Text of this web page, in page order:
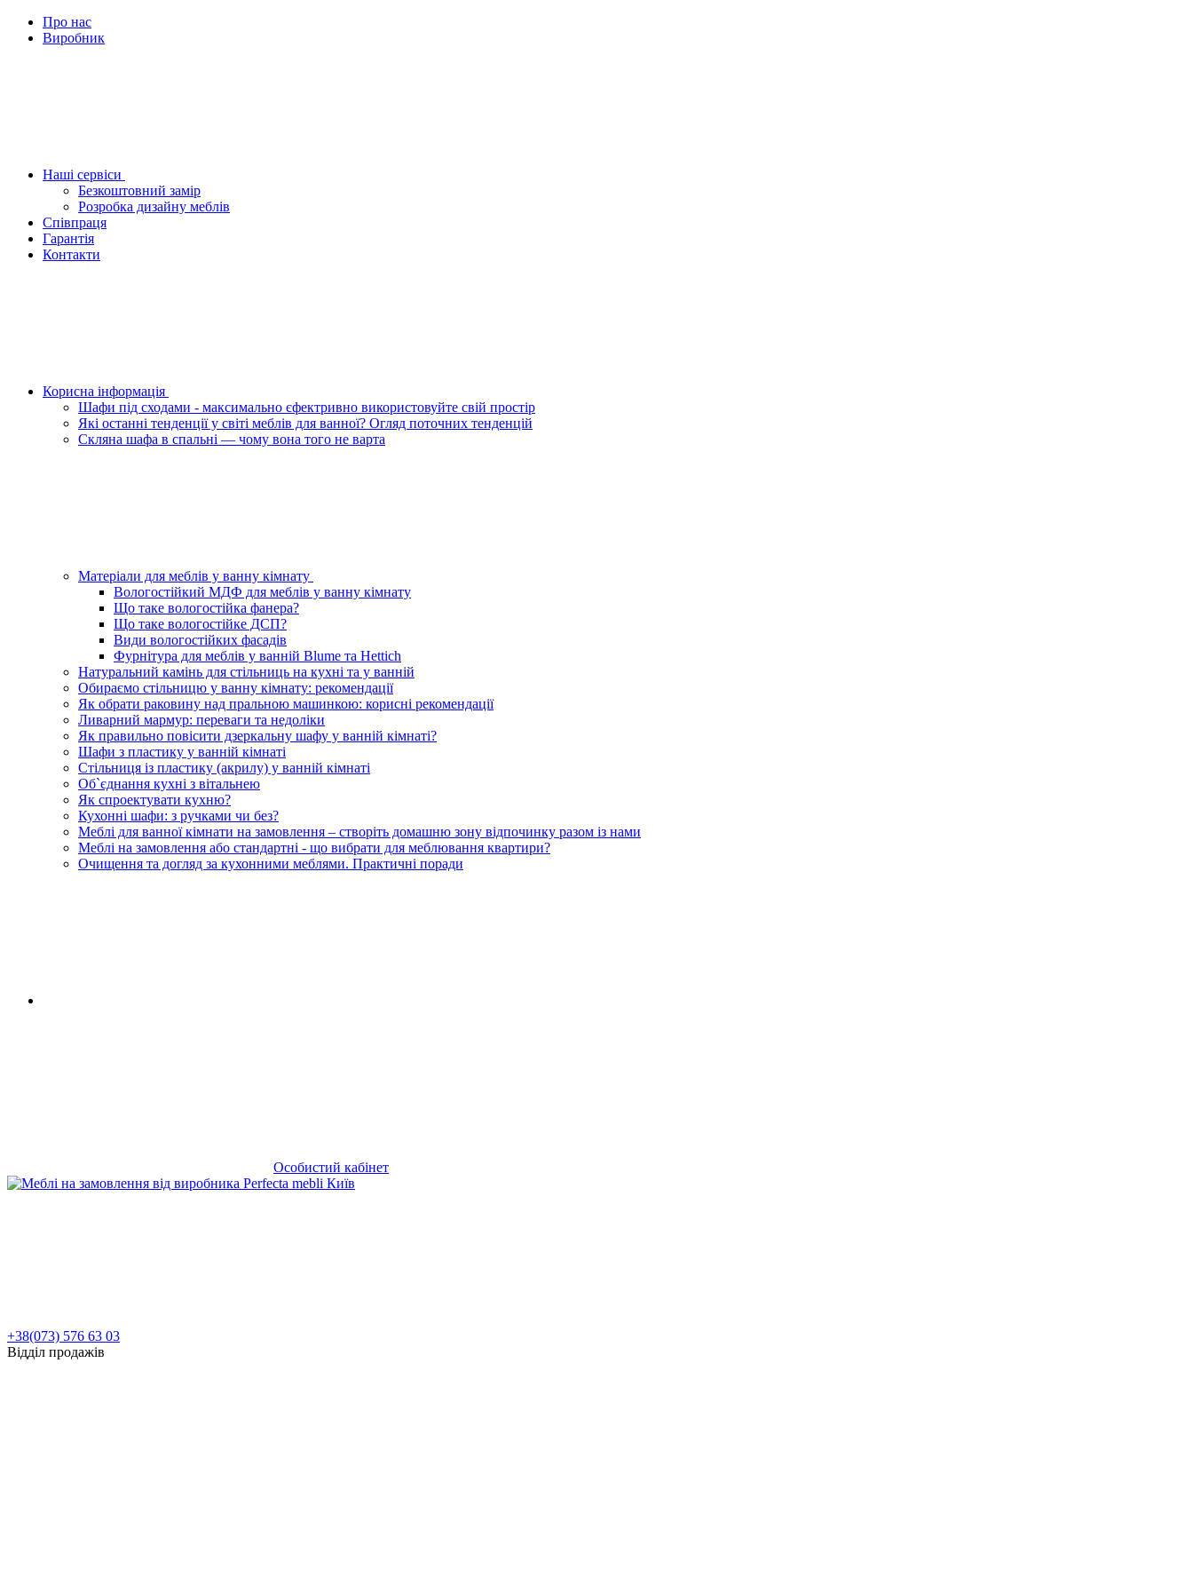
Про нас
Виробник
Наші сервіси
Безкоштовний замір
Розробка дизайну меблів
Співпраця
Гарантія
Контакти
Корисна інформація
Шафи під сходами - максимально єфектривно використовуйте свій простір
Які останні тенденції у світі меблів для ванної? Огляд поточних тенденцій
Скляна шафа в спальні — чому вона того не варта
Матеріали для меблів у ванну кімнату
Вологостійкий МДФ для меблів у ванну кімнату
Що таке вологостійка фанера?
Що таке вологостійке ДСП?
Види вологостійких фасадів
Фурнітура для меблів у ванній Blume та Hettich
Натуральний камінь для стільниць на кухні та у ванній
Обираємо стільницю у ванну кімнату: рекомендації
Як обрати раковину над пральною машинкою: корисні рекомендації
Ливарний мармур: переваги та недоліки
Як правильно повісити дзеркальну шафу у ванній кімнаті?
Шафи з пластику у ванній кімнаті
Стільниця із пластику (акрилу) у ванній кімнаті
Об`єднання кухні з вітальнею
Як спроектувати кухню?
Кухонні шафи: з ручками чи без?
Меблі для ванної кімнати на замовлення – створіть домашню зону відпочинку разом із нами
Меблі на замовлення або стандартні - що вибрати для меблювання квартири?
Очищення та догляд за кухонними меблями. Практичні поради
Особистий кабінет
+38(073) 576 63 03
Відділ продажів